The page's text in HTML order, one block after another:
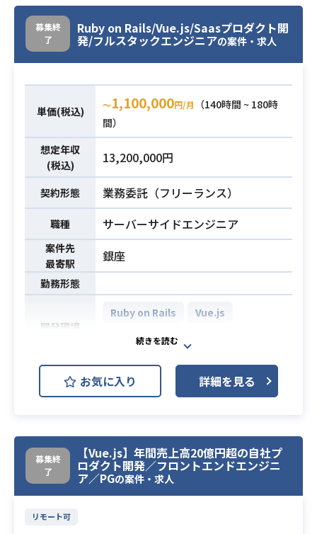
業務内容
しいです
・チームイベントへの参加や仕組み
の改善にはご協力いただきます
・実装フェーズ以降でPjMやまとめ役
をやっていただく可能性もあります
必須スキル
・Webアプリケーションの開発経
験。
・Ruby on Railsを使った経験3年以
上。
・サーバシステムにおける設計・開
発の経
募集終
了
Ruby on Rails/Vue.js/Saasプロダクト開
発/フルスタックエンジニアの案件・求人
単価(税込) 〜1,100,000円/月
（140時間 ~ 180時
間）
想定年収
(税込)
13,200,000円
契約形態 業務委託（フリーランス）
職種 サーバーサイドエンジニア
案件先
最寄駅
銀座
勤務形態
開発環境
Ruby on Rails
Vue.js
AWS (Amazon Web Services)
業務内容
※スキル次第で単価上振れ可能でご
ざいます。
【案件詳細】
・事業に共感いただける方だと望ま
しいです
・チームイベントへの参加や仕組み
お気に入り 詳細を見る
募集終
了
【Vue.js】年間売上高20億円超の自社プ
ロダクト開発／フロントエンドエンジニ
ア／PGの案件・求人
リモート可